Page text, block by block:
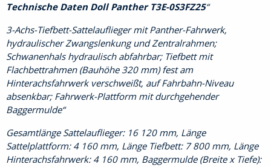
Technische Daten Doll Panther T3E-0S3FZ25
3-Achs-Tiefbett-Sattelauflieger mit Panther-Fahrwerk,
hydraulischer Zwangslenkung und Zentralrahmen;
Schwanenhals hydraulisch abfahrbar; Tiefbett mit
Flachbettrahmen (Bauhöhe 320 mm) fest am
Hinterachsfahrwerk verschweißt, auf Fahrbahn-Niveau
absenkbar; Fahrwerk-Plattform mit durchgehender
Baggermulde
Gesamtlänge Sattelauflieger: 16 120 mm, Länge
Sattelplattform: 4 160 mm, Länge Tiefbett: 7 800 mm, Länge
Hinterachsfahrwerk: 4 160 mm, Baggermulde (Breite x Tiefe):